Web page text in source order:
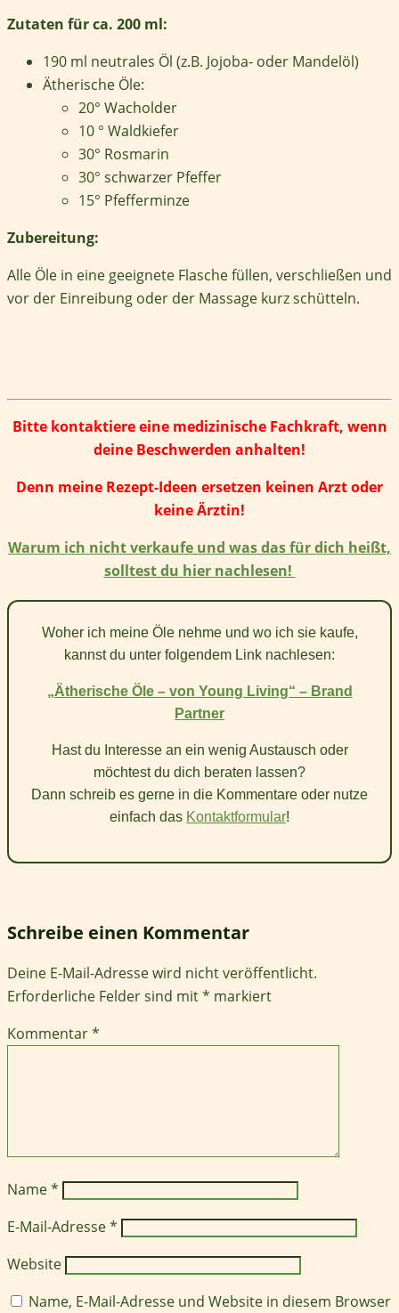
Zutaten für ca. 200 ml:
190 ml neutrales Öl (z.B. Jojoba- oder Mandelöl)
Ätherische Öle:
20° Wacholder
10 ° Waldkiefer
30° Rosmarin
30° schwarzer Pfeffer
15° Pfefferminze
Zubereitung:
Alle Öle in eine geeignete Flasche füllen, verschließen und
vor der Einreibung oder der Massage kurz schütteln.
Bitte kontaktiere eine medizinische Fachkraft, wenn
deine Beschwerden anhalten!
Denn meine Rezept-Ideen ersetzen keinen Arzt oder
keine Ärztin!
Warum ich nicht verkaufe und was das für dich heißt,
solltest du hier nachlesen!
Woher ich meine Öle nehme und wo ich sie kaufe,
kannst du unter folgendem Link nachlesen:
„Ätherische Öle – von Young Living“ – Brand
Partner
Hast du Interesse an ein wenig Austausch oder
möchtest du dich beraten lassen?
Dann schreib es gerne in die Kommentare oder nutze
einfach das Kontaktformular!
Schreibe einen Kommentar
Deine E-Mail-Adresse wird nicht veröffentlicht.
Erforderliche Felder sind mit* markiert
Kommentar*
Name*
E-Mail-Adresse*
Website
Name, E-Mail-Adresse und Website in diesem Browser